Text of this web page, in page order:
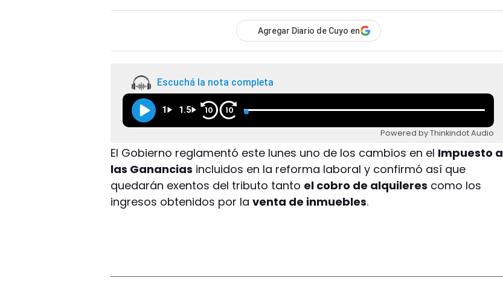
Agregar Diario de Cuyo en
Escuchá la nota completa
1 1.5 10 10
Powered by Thinkindot Audio
El Gobierno reglamentó este lunes uno de los cambios en el Impuesto a
las Ganancias incluidos en la reforma laboral y confirmó así que
quedarán exentos del tributo tanto el cobro de alquileres como los
ingresos obtenidos por laventa de inmuebles.